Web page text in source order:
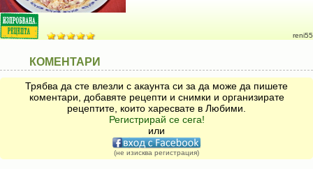
reni55
КОМЕНТАРИ
Трябва да сте влезли с акаунта си за да може да пишете
коментари, добавяте рецепти и снимки и организирате
рецептите, които харесвате в Любими.
Регистрирай се сега!
или
(не изисква регистрация)